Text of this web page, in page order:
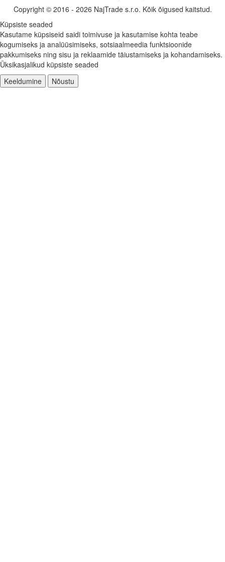
Copyright © 2016 - 2026 NajTrade s.r.o. Kõik õigused kaitstud.
Küpsiste seaded
Kasutame küpsiseid saidi toimivuse ja kasutamise kohta teabe
kogumiseks ja analüüsimiseks, sotsiaalmeedia funktsioonide
pakkumiseks ning sisu ja reklaamide täiustamiseks ja kohandamiseks.
Üksikasjalikud küpsiste seaded
Keeldumine
Nõustu